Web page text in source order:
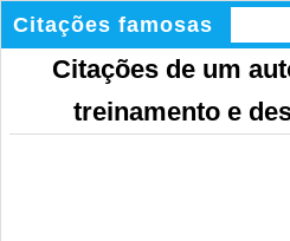
Citações famosas
Citações de um
treinamento e